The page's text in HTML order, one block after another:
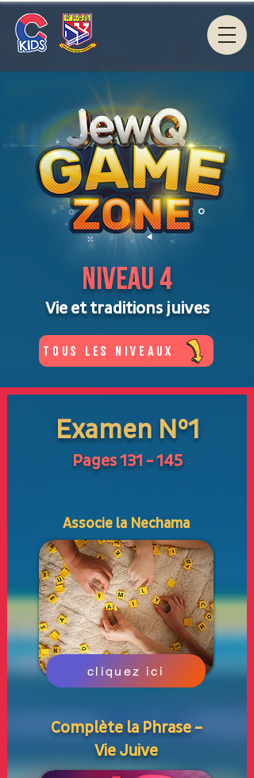
Niveau 4
Vie et traditions juives
Tous les niveaux
Examen N°1
Pages 131 - 145
Associe la Nechama
cliquez ici
Complète la Phrase –
Vie Juive